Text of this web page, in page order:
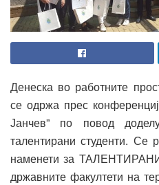
Денеска во работните
се одржа прес
Јанчев” по повод
талентирани студенти.
наменети за
државните факултети на